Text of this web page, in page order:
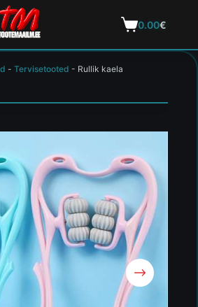
0.00€
- Tervisetooted - Rullik kaela